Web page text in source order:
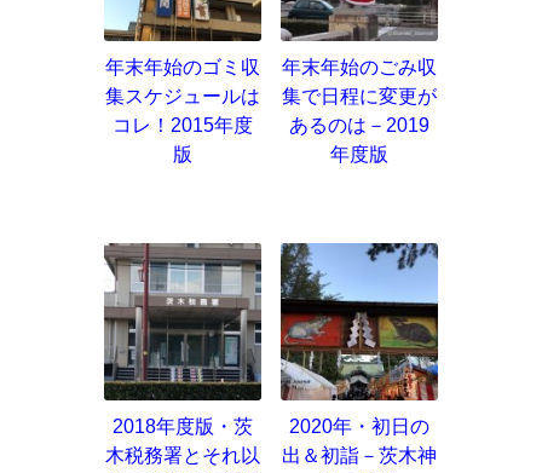
年末年始のゴミ収
集スケジュールは
コレ！2015年度
版
年末年始のごみ収
集で日程に変更が
あるのは－2019
年度版
2018年度版・茨
木税務署とそれ以
2020年・初日の
出＆初詣－茨木神